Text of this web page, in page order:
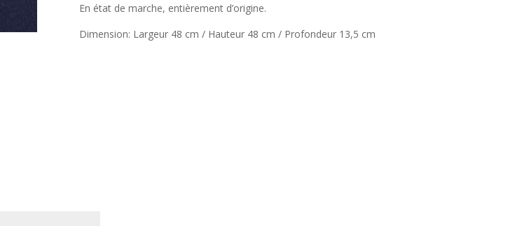
En état de marche, entièrement d’origine.
Dimension: Largeur 48 cm / Hauteur 48 cm / Profondeur 13,5 cm